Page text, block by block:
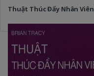
Thuật Thúc Đẩy Nhân Viên